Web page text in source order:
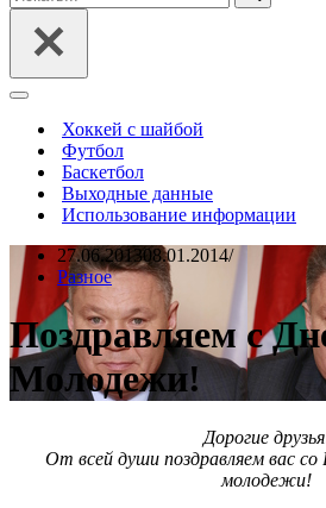
Меню
навигацииХоккей с шайбой
Футбол
Баскетбол
Выходные данные
Использование информации
27.06.201308.01.2014
Разное
Поздравляем с
Молодежи!
Дорогие
От всей души поздравляем вас со
молодежи!